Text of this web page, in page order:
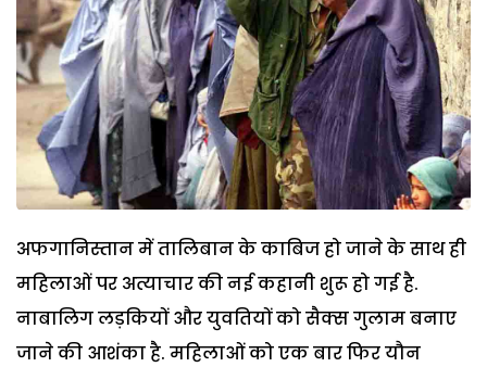
अफगानिस्तान में तालिबान के काबिज हो जाने के साथ ही
महिलाओं पर अत्याचार की नई कहानी शुरू हो गई है.
नाबालिग लड़कियों और युवतियों को सैक्स गुलाम बनाए
जाने की आशंका है. महिलाओं को एक बार फिर यौन